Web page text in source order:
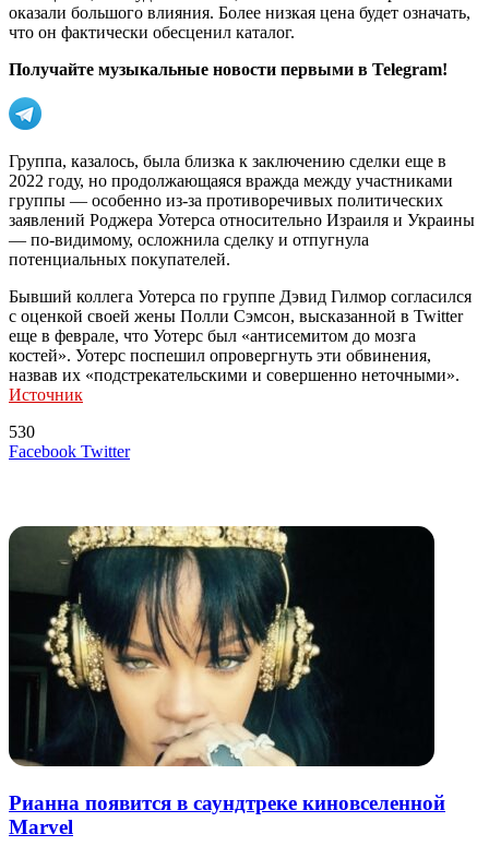
оказали большого влияния. Более низкая цена будет означать,
что он фактически обесценил каталог.
Получайте музыкальные новости первыми в Telegram!
Группа, казалось, была близка к заключению сделки еще в
2022 году, но продолжающаяся вражда между участниками
группы — особенно из-за противоречивых политических
заявлений Роджера Уотерса относительно Израиля и Украины
— по-видимому, осложнила сделку и отпугнула
потенциальных покупателей.
Бывший коллега Уотерса по группе Дэвид Гилмор согласился
с оценкой своей жены Полли Сэмсон, высказанной в Twitter
еще в феврале, что Уотерс был «антисемитом до мозга
костей». Уотерс поспешил опровергнуть эти обвинения,
назвав их «подстрекательскими и совершенно неточными».
Источник
530
Facebook TwitterLinkedIn
Tumblr
Reddit
Вконтакте
Одноклассники
Skype
Messenger
Messenger
WhatsApp
Telegram
Viber
Line
Поделиться
Печатать
Рианна появится в саундтреке киновселенной
Marvel